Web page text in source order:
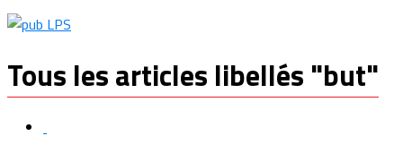
Tous les articles libellés "but"